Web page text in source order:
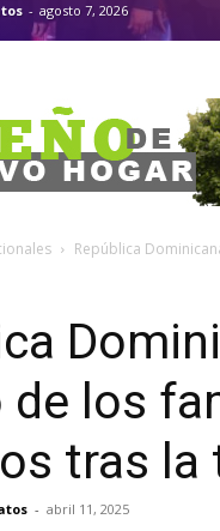
- agosto 7, 2026
República
de los
tras la
- abril 11, 2025